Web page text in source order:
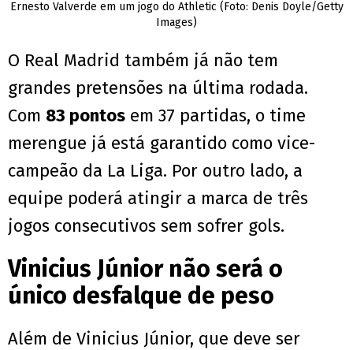
Ernesto Valverde em um jogo do Athletic (Foto: Denis Doyle/Getty
Images)
O Real Madrid também já não tem
grandes pretensões na última rodada.
Com 83 pontos em 37 partidas, o time
merengue já está garantido como vice-
campeão da La Liga. Por outro lado, a
equipe poderá atingir a marca de três
jogos consecutivos sem sofrer gols.
Vinicius Júnior não será o
único desfalque de peso
Além de Vinicius Júnior, que deve ser